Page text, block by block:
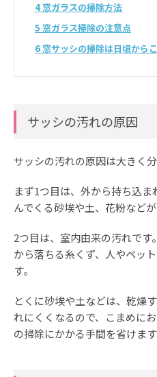
4窓ガラスの掃除方法
5 窓ガラス掃除の注意点
6窓サッシの掃除は日頃から
サッシの汚れの原因
サッシの汚れの原因は大きく
まず1つ目は、外から持ち込
んでくる砂埃や土、花粉など
2つ目は、室内由来の汚れで
から落ちる糸くず、人やペッ
す。
とくに砂埃や土などは、乾燥
れにくくなるので、こまめに
の掃除にかかる手間を省けます